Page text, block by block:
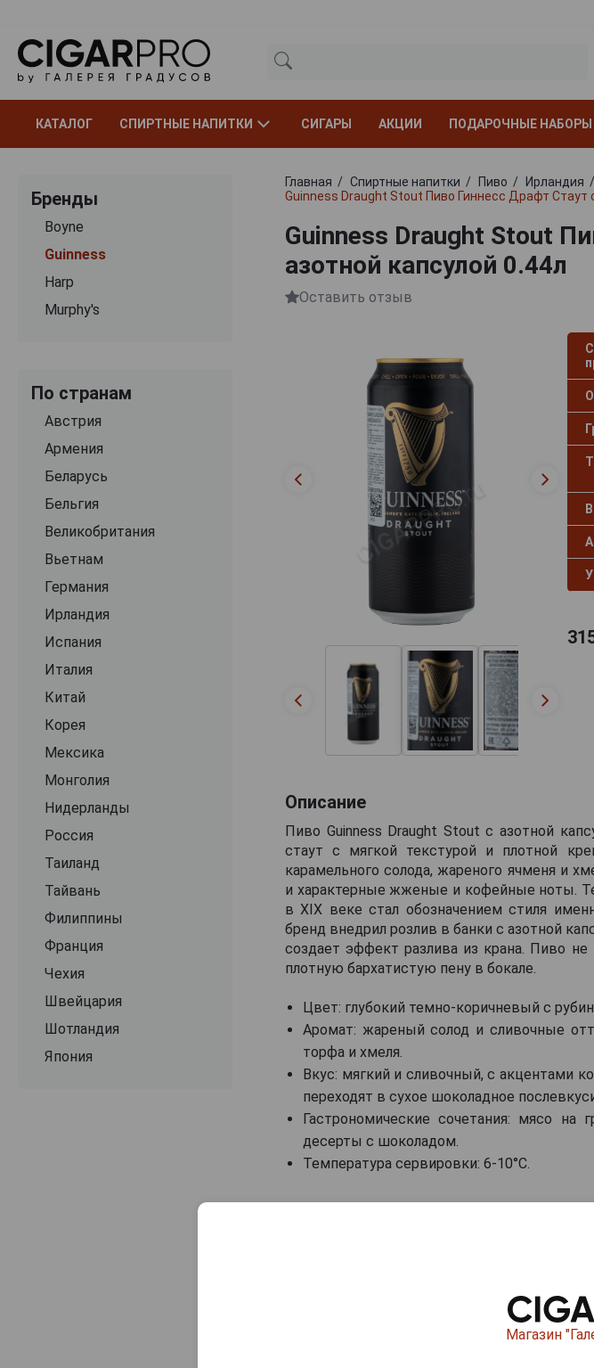
КАТАЛОГ СПИРТНЫЕ НАПИТКИ СИГАРЫ АКЦИИ ПОДАРОЧНЫЕ НАБОРЫ
Бренды
Boyne
Guinness
Harp
Murphy's
По странам
Австрия
Армения
Беларусь
Бельгия
Великобритания
Вьетнам
Германия
Ирландия
Испания
Италия
Китай
Корея
Мексика
Монголия
Нидерланды
Россия
Таиланд
Тайвань
Филиппины
Франция
Чехия
Швейцария
Шотландия
Япония
Главная Спиртные напитки Пиво Ирландия
Guinness Draught Stout Пиво Гиннесс Драфт Стаут
Guinness Draught Stout
азотной капсулой 0.44л
Оставить отзыв
Описание
Пиво Guinness Draught Stout с азотной
стаут с мягкой текстурой и плотной
карамельного солода, жареного ячменя и
и характерные жженые и кофейные ноты.
в XIX веке стал обозначением стиля
бренд внедрил розлив в банки с азотной
создает эффект разлива из крана. Пиво
плотную бархатистую пену в бокале.
Цвет: глубокий темно-коричневый с
Аромат: жареный солод и сливочные
торфа и хмеля.
Вкус: мягкий и сливочный, с акцентами
переходят в сухое шоколадное
Гастрономические сочетания: мясо на
десерты с шоколадом.
Температура сервировки: 6-10°С.
Магазин